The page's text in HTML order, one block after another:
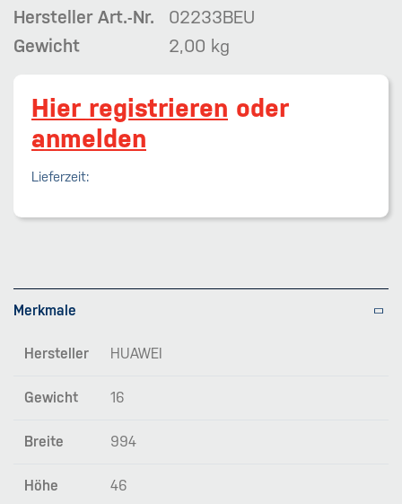
Hersteller Art.-Nr.
02233BEU
Gewicht
2,00 kg
Hier registrieren oder
anmelden
Lieferzeit:
Merkmale
Hersteller HUAWEI
Gewicht 16
Breite 994
Höhe 46